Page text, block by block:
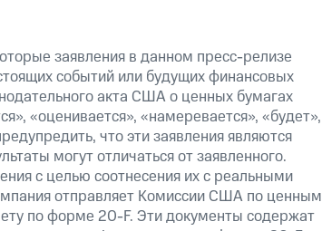
заявления в данном пресс-релизе
событий или будущих финансовых
акта США о ценных бумагах
«оценивается», «намеревается», «будет»,
что эти заявления являются
могут отличаться от заявленного.
с целью соотнесения их с реальными
отправляет Комиссии США по ценным
по форме 20-F. Эти документы содержат